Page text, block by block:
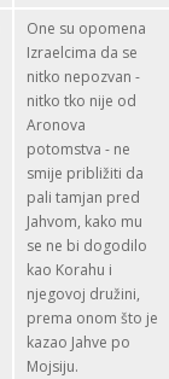
One su opomena
Izraelcima da se
nitko nepozvan -
nitko tko nije od
Aronova
potomstva - ne
smije približiti da
pali tamjan pred
Jahvom, kako mu
se ne bi dogodilo
kao Korahu i
njegovoj družini,
prema onom što je
kazao Jahve po
Mojsiju.